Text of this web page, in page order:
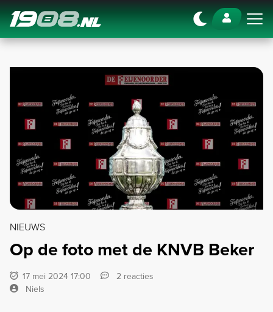
Navigation
NIEUWS
Op de foto met de KNVB Beker
17 mei 2024 17:00
2 reacties
Niels